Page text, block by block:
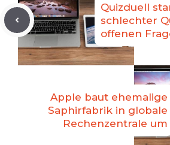
Quizduell
schlechter
offenen
Apple baut ehemalige
Saphirfabrik in globale
Rechenzentrale um